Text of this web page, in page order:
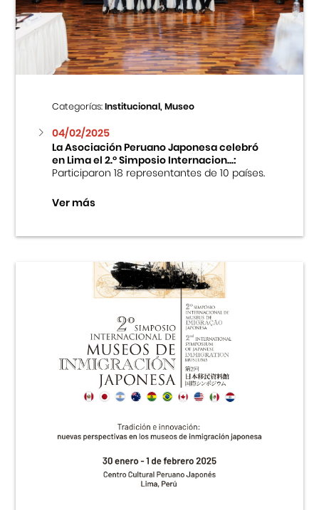
Categorías:Institucional, Museo
04/02/2025
La Asociación Peruano Japonesa celebró
en Lima el 2.º Simposio Internacion...:
Participaron 18 representantes de 10 países.
Ver más